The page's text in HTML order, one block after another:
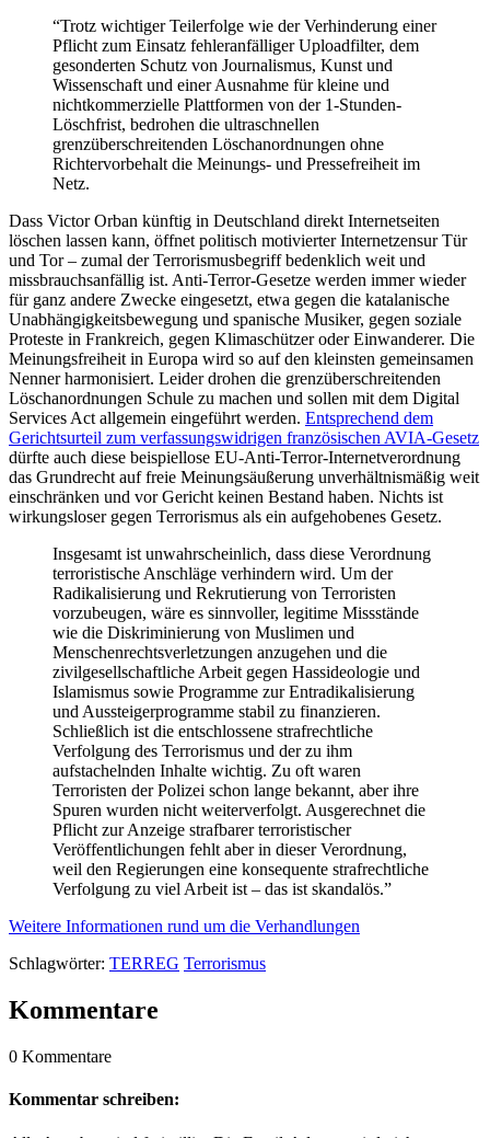
“Trotz wichtiger Teilerfolge wie der Verhinderung einer
Pflicht zum Einsatz fehleranfälliger Uploadfilter, dem
gesonderten Schutz von Journalismus, Kunst und
Wissenschaft und einer Ausnahme für kleine und
nichtkommerzielle Plattformen von der 1-Stunden-
Löschfrist, bedrohen die ultraschnellen
grenzüberschreitenden Löschanordnungen ohne
Richtervorbehalt die Meinungs- und Pressefreiheit im
Netz.
Dass Victor Orban künftig in Deutschland direkt Internetseiten
löschen lassen kann, öffnet politisch motivierter Internetzensur Tür
und Tor – zumal der Terrorismusbegriff bedenklich weit und
missbrauchsanfällig ist. Anti-Terror-Gesetze werden immer wieder
für ganz andere Zwecke eingesetzt, etwa gegen die katalanische
Unabhängigkeitsbewegung und spanische Musiker, gegen soziale
Proteste in Frankreich, gegen Klimaschützer oder Einwanderer. Die
Meinungsfreiheit in Europa wird so auf den kleinsten gemeinsamen
Nenner harmonisiert. Leider drohen die grenzüberschreitenden
Löschanordnungen Schule zu machen und sollen mit dem Digital
Services Act allgemein eingeführt werden. Entsprechend dem
Gerichtsurteil zum verfassungswidrigen französischen AVIA-Gesetz
dürfte auch diese beispiellose EU-Anti-Terror-Internetverordnung
das Grundrecht auf freie Meinungsäußerung unverhältnismäßig weit
einschränken und vor Gericht keinen Bestand haben. Nichts ist
wirkungsloser gegen Terrorismus als ein aufgehobenes Gesetz.
Insgesamt ist unwahrscheinlich, dass diese Verordnung
terroristische Anschläge verhindern wird. Um der
Radikalisierung und Rekrutierung von Terroristen
vorzubeugen, wäre es sinnvoller, legitime Missstände
wie die Diskriminierung von Muslimen und
Menschenrechtsverletzungen anzugehen und die
zivilgesellschaftliche Arbeit gegen Hassideologie und
Islamismus sowie Programme zur Entradikalisierung
und Aussteigerprogramme stabil zu finanzieren.
Schließlich ist die entschlossene strafrechtliche
Verfolgung des Terrorismus und der zu ihm
aufstachelnden Inhalte wichtig. Zu oft waren
Terroristen der Polizei schon lange bekannt, aber ihre
Spuren wurden nicht weiterverfolgt. Ausgerechnet die
Pflicht zur Anzeige strafbarer terroristischer
Veröffentlichungen fehlt aber in dieser Verordnung,
weil den Regierungen eine konsequente strafrechtliche
Verfolgung zu viel Arbeit ist – das ist skandalös.”
Weitere Informationen rund um die Verhandlungen
Schlagwörter: TERREG Terrorismus
Kommentare
0 Kommentare
Kommentar schreiben: